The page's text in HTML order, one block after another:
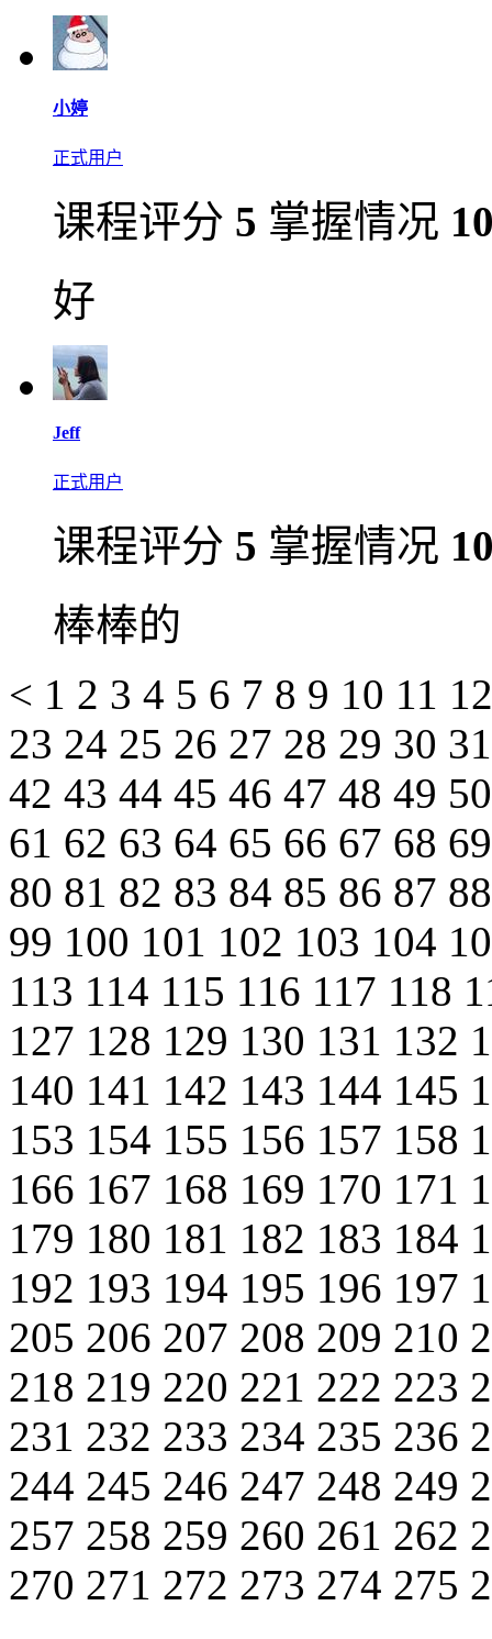
小婷
正式用户
课程评分 5 掌握情况
好
Jeff
正式用户
课程评分 5 掌握情况
棒棒的
< 1 2 3 4 5 6 7 8 9 10 11
23 24 25 26 27 28 29 30
42 43 44 45 46 47 48 49
61 62 63 64 65 66 67 68
80 81 82 83 84 85 86 87
99 100 101 102 103 104
113 114 115 116 117 118
127 128 129 130 131 132
140 141 142 143 144 145
153 154 155 156 157 158
166 167 168 169 170 171
179 180 181 182 183 184
192 193 194 195 196 197
205 206 207 208 209 210
218 219 220 221 222 223
231 232 233 234 235 236
244 245 246 247 248 249
257 258 259 260 261 262
270 271 272 273 274 275